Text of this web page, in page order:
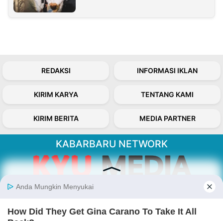
REDAKSI INFORMASI IKLAN
KIRIM KARYA TENTANG KAMI
KIRIM BERITA MEDIA PARTNER
KABARBARU NETWORK